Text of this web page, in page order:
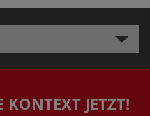
KONTEXT JETZT!